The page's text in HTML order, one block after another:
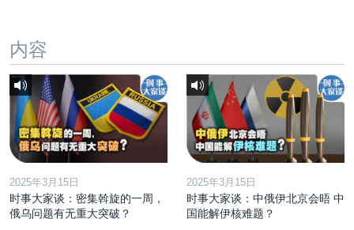
内容
2025年3月15日
时事大家谈：密集斡旋的一周，
俄乌问题有无重大突破？
2025年3月15日
时事大家谈：中俄伊北京会晤 中
国能解伊核难题？